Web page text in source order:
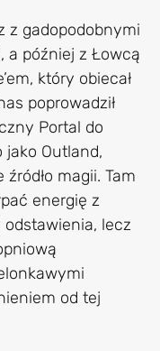
z gadopodobnymi
a później z Łowcą
który obiecał
poprowadził
Portal do
Outland,
magii. Tam
energię z
odstawienia, lecz
od tej